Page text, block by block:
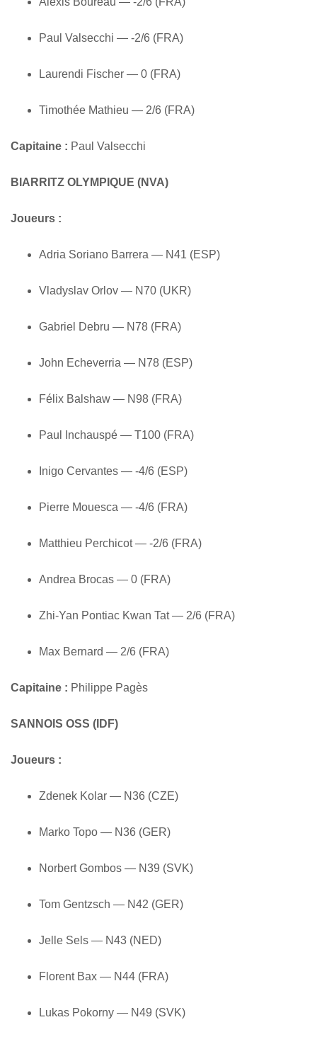
Paul Valsecchi — -2/6 (FRA)
Laurendi Fischer — 0 (FRA)
Timothée Mathieu — 2/6 (FRA)
Capitaine : Paul Valsecchi
BIARRITZ OLYMPIQUE (NVA)
Joueurs :
Adria Soriano Barrera — N41 (ESP)
Vladyslav Orlov — N70 (UKR)
Gabriel Debru — N78 (FRA)
John Echeverria — N78 (ESP)
Félix Balshaw — N98 (FRA)
Paul Inchauspé — T100 (FRA)
Inigo Cervantes — -4/6 (ESP)
Pierre Mouesca — -4/6 (FRA)
Matthieu Perchicot — -2/6 (FRA)
Andrea Brocas — 0 (FRA)
Zhi-Yan Pontiac Kwan Tat — 2/6 (FRA)
Max Bernard — 2/6 (FRA)
Capitaine : Philippe Pagès
SANNOIS OSS (IDF)
Joueurs :
Zdenek Kolar — N36 (CZE)
Marko Topo — N36 (GER)
Norbert Gombos — N39 (SVK)
Tom Gentzsch — N42 (GER)
Jelle Sels — N43 (NED)
Florent Bax — N44 (FRA)
Lukas Pokorny — N49 (SVK)